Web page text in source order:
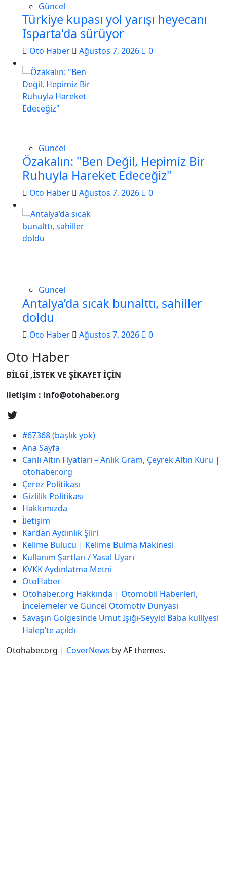
Güncel
Türkiye kupası yol yarışı heyecanı
Isparta'da sürüyor
Oto Haber Ağustos 7, 2026 0
Güncel
Özakalın: "Ben Değil, Hepimiz Bir
Ruhuyla Hareket Edeceğiz"
Oto Haber Ağustos 7, 2026 0
Güncel
Antalya’da sıcak bunalttı, sahiller
doldu
Oto Haber Ağustos 7, 2026 0
Oto Haber
BİLGİ ,İSTEK VE ŞİKAYET İÇİN
iletişim : info@otohaber.org
#67368 (başlık yok)
Ana Sayfa
Canlı Altın Fiyatları – Anlık Gram, Çeyrek Altın Kuru |
otohaber.org
Çerez Politikası
Gizlilik Politikası
Hakkımızda
İletişim
Kardan Aydınlık Şiiri
Kelime Bulucu | Kelime Bulma Makinesi
Kullanım Şartları / Yasal Uyarı
KVKK Aydınlatma Metni
OtoHaber
Otohaber.org Hakkında | Otomobil Haberleri,
İncelemeler ve Güncel Otomotiv Dünyası
Savaşın Gölgesinde Umut Işığı-Seyyid Baba külliyesi
Halep’te açıldı
Otohaber.org | CoverNews by AF themes.